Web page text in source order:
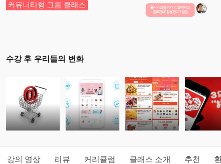
커뮤니티형 그룹 클래스
수강 후 우리들의 변화
강의 영상 리뷰 커리큘럼 클래스 소개 추천